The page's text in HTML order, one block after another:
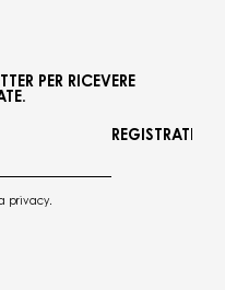
PER RICEVERE
privacy.
REGISTRATI